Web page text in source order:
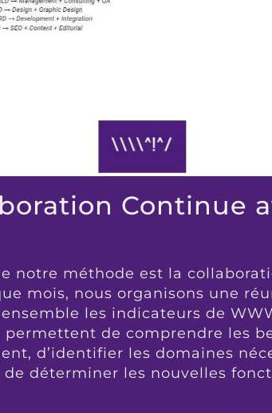
Continue
notre méthode est la
mois, nous organisons une
les indicateurs de
permettent de comprendre les
d’identifier les domaines
déterminer les nouvelles